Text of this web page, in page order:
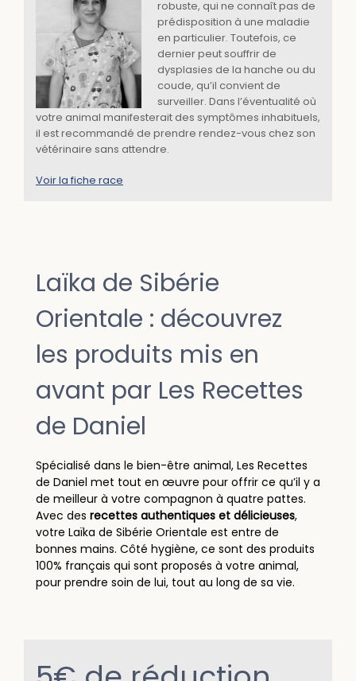
robuste, qui ne connaît pas de
prédisposition à une maladie
en particulier. Toutefois, ce
dernier peut souffrir de
dysplasies de la hanche ou du
coude, qu’il convient de
surveiller. Dans l’éventualité où
votre animal manifesterait des symptômes inhabituels,
il est recommandé de prendre rendez-vous chez son
vétérinaire sans attendre.
Voir la fiche race
Laïka de Sibérie
Orientale : découvrez
les produits mis en
avant par Les Recettes
de Daniel
Spécialisé dans le bien-être animal, Les Recettes
de Daniel met tout en œuvre pour offrir ce qu’il y a
de meilleur à votre compagnon à quatre pattes.
Avec des recettes authentiques et délicieuses,
votre Laïka de Sibérie Orientale est entre de
bonnes mains. Côté hygiène, ce sont des produits
100% français qui sont proposés à votre animal,
pour prendre soin de lui, tout au long de sa vie.